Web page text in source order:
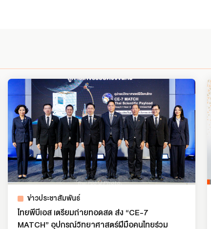
ข่าวประชาสัมพันธ์
ไทยพีบีเอส เตรียมถ่ายทอดสด ส่ง “CE-7
MATCH” อุปกรณ์วิทยาศาสตร์ฝีมือคนไทยร่วม